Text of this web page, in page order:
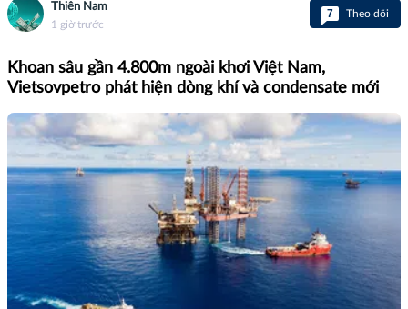
Thiên Nam
1 giờ trước
7 Theo dõi
Khoan sâu gần 4.800m ngoài khơi Việt Nam,
Vietsovpetro phát hiện dòng khí và condensate mới